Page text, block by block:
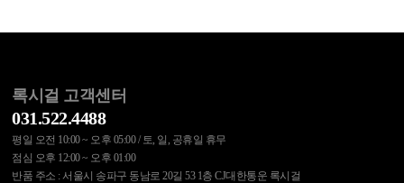
록시걸 고객센터
031.522.4488
평일 오전 10:00 ~ 오후 05:00 / 토, 일, 공휴일 휴무
점심 오후 12:00 ~ 오후 01:00
반품 주소 : 서울시 송파구 동남로 20길 53 1층 CJ대한통운 록시걸